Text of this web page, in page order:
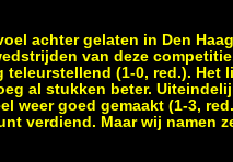
achter gelaten in Den
van deze
(1-0, red.). Het
al stukken beter.
weer goed gemaakt (1-3,
verdiend. Maar wij namen